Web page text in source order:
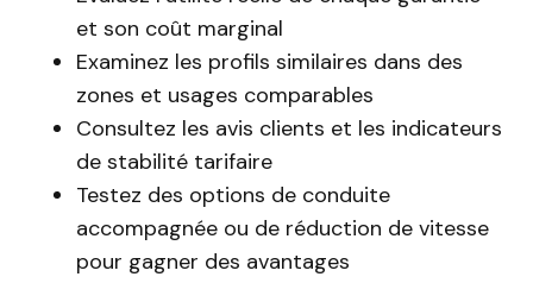
et son coût marginal
Examinez les profils similaires dans des
zones et usages comparables
Consultez les avis clients et les indicateurs
de stabilité tarifaire
Testez des options de conduite
accompagnée ou de réduction de vitesse
pour gagner des avantages